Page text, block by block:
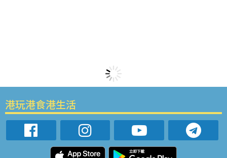
港玩港食港生活